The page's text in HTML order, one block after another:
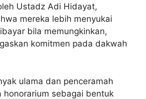
Ustadz Adi Hidayat,
mereka lebih menyukai
bila memungkinkan,
komitmen pada dakwah
ulama dan penceramah
honorarium sebagai bentuk